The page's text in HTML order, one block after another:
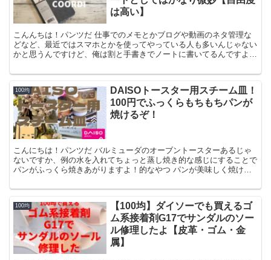
は高い】
こんんちは！パンツだ 仕事でのメモとかブログや動画のネタ管理な
どなど、最近ではスマホとかを使ってやっている人も多いんじゃない
かと思うんですけど、俺は割と手書きでノートに書いてるんですよね
100均
DAISOトースター用スチーム皿！
100円でふっくらもちもちパンが
焼けるぞ！
こんにちは！パンツだ バルミューダのオーブントースターあるじゃ
ないですか、例の水を入れてちょっと蒸し焼き的な感じにすることで
パンがふっくら焼きあがりますよ！的なやつ パンが美味しく焼ける
100均
【100均】ダイソーでも買えるゴ
ム系接着剤G17でサンダルのソー
ル修理したよ【皮革・ゴム・金
属】